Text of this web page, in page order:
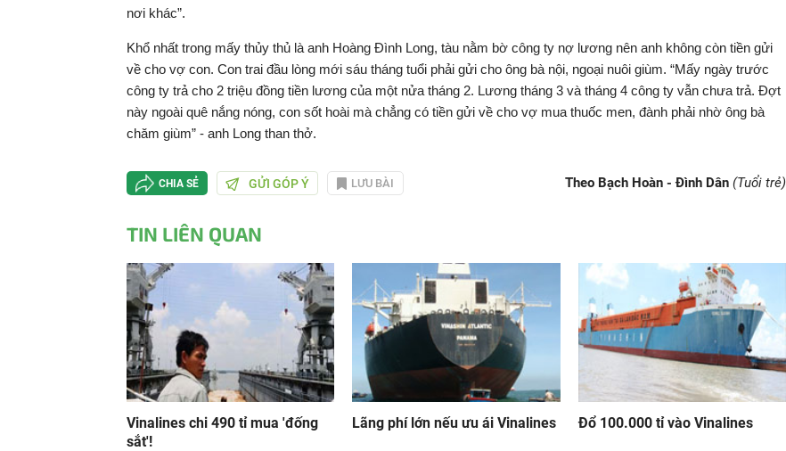
nơi khác”.
Khổ nhất trong mấy thủy thủ là anh Hoàng Đình Long, tàu nằm bờ công ty nợ lương nên anh không còn tiền gửi
về cho vợ con. Con trai đầu lòng mới sáu tháng tuổi phải gửi cho ông bà nội, ngoại nuôi giùm. “Mấy ngày trước
công ty trả cho 2 triệu đồng tiền lương của một nửa tháng 2. Lương tháng 3 và tháng 4 công ty vẫn chưa trả. Đợt
này ngoài quê nắng nóng, con sốt hoài mà chẳng có tiền gửi về cho vợ mua thuốc men, đành phải nhờ ông bà
chăm giùm” - anh Long than thở.
CHIA SẺ GỬI GÓP Ý LƯU BÀI Theo Bạch Hoàn - Đình Dân (Tuổi trẻ)
TIN LIÊN QUAN
Vinalines chi 490 tỉ mua 'đống
sắt'!
Lãng phí lớn nếu ưu ái Vinalines Đổ 100.000 tỉ vào Vinalines